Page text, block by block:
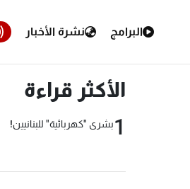
البرامج نشرة الأخبار
الأكثر قراءة
1بشرى "كهربائية" للبنانيين!